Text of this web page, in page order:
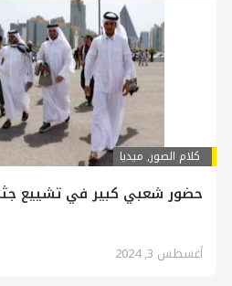
کلام الصور, ميديا
حضور شعبي كبير في تشييع
أغسطس 3, 2024